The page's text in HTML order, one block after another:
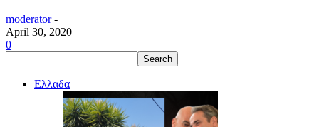
moderator -
April 30, 2020
0
Ελλαδα